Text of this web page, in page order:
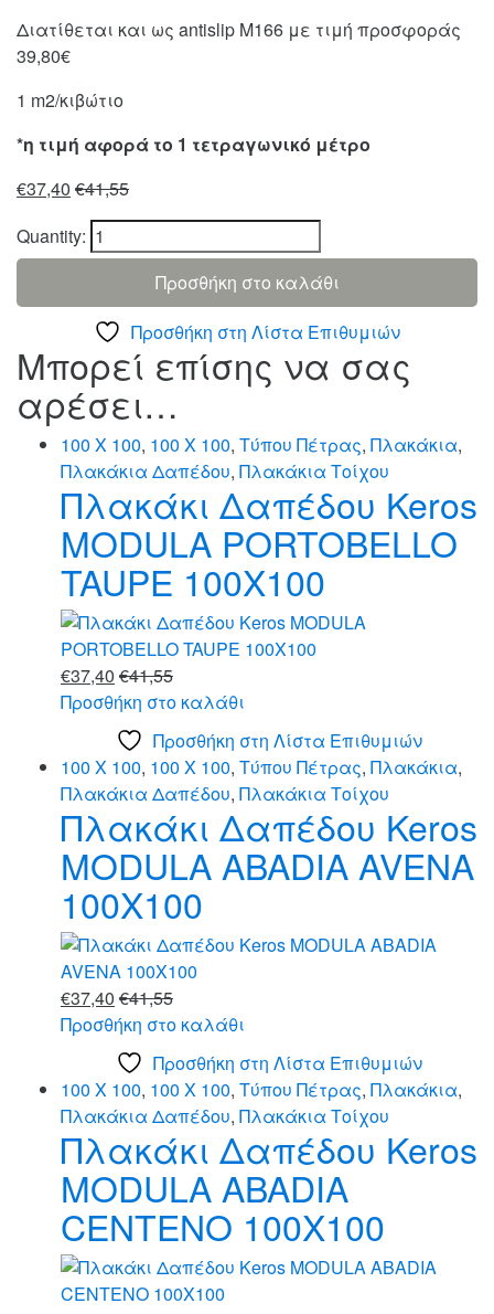
Διατίθεται και ως antislip M166 με τιμή προσφοράς
39,80€
1 m2/κιβώτιο
*η τιμή αφορά το 1 τετραγωνικό μέτρο
€37,40 €41,55
Quantity:
Προσθήκη στο καλάθι
Προσθήκη στη Λίστα Επιθυμιών
Μπορεί επίσης να σας
αρέσει…
100 X 100, 100 X 100, Τύπου Πέτρας, Πλακάκια,
Πλακάκια Δαπέδου, Πλακάκια Τοίχου
Πλακάκι Δαπέδου Keros
MODULA PORTOBELLO
TAUPE 100X100
€37,40 €41,55
Προσθήκη στο καλάθι
Προσθήκη στη Λίστα Επιθυμιών
100 X 100, 100 X 100, Τύπου Πέτρας, Πλακάκια,
Πλακάκια Δαπέδου, Πλακάκια Τοίχου
Πλακάκι Δαπέδου Keros
MODULA ABADIA AVENA
100X100
€37,40 €41,55
Προσθήκη στο καλάθι
Προσθήκη στη Λίστα Επιθυμιών
100 X 100, 100 X 100, Τύπου Πέτρας, Πλακάκια,
Πλακάκια Δαπέδου, Πλακάκια Τοίχου
Πλακάκι Δαπέδου Keros
MODULA ABADIA
CENTENO 100X100